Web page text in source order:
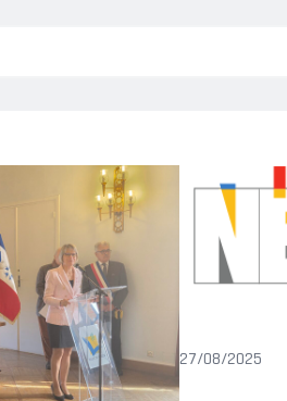
27/08/2025